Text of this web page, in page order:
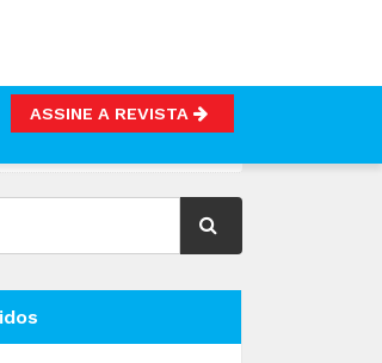
ASSINE A REVISTA